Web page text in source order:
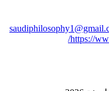
https://